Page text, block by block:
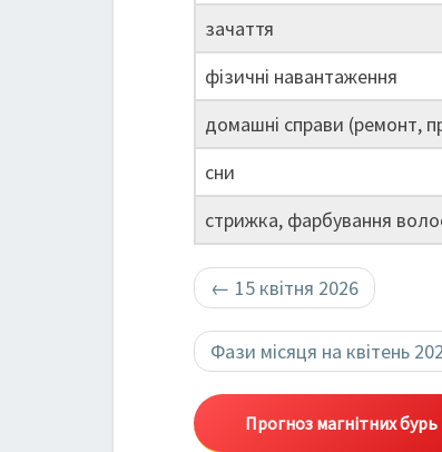
зачаття
фізичні навантаження
домашні справи (ремонт,
сни
стрижка, фарбування
← 15 квітня 2026
Фази місяця на квітень
Прогноз магнітних бурь